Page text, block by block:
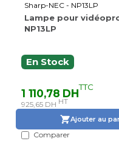
Sharp-NEC - NP13LP
Lampe pour
NP13LP
En Stock
1 110,78 DHTTC
925,65 DH HT
Ajouter au
Comparer